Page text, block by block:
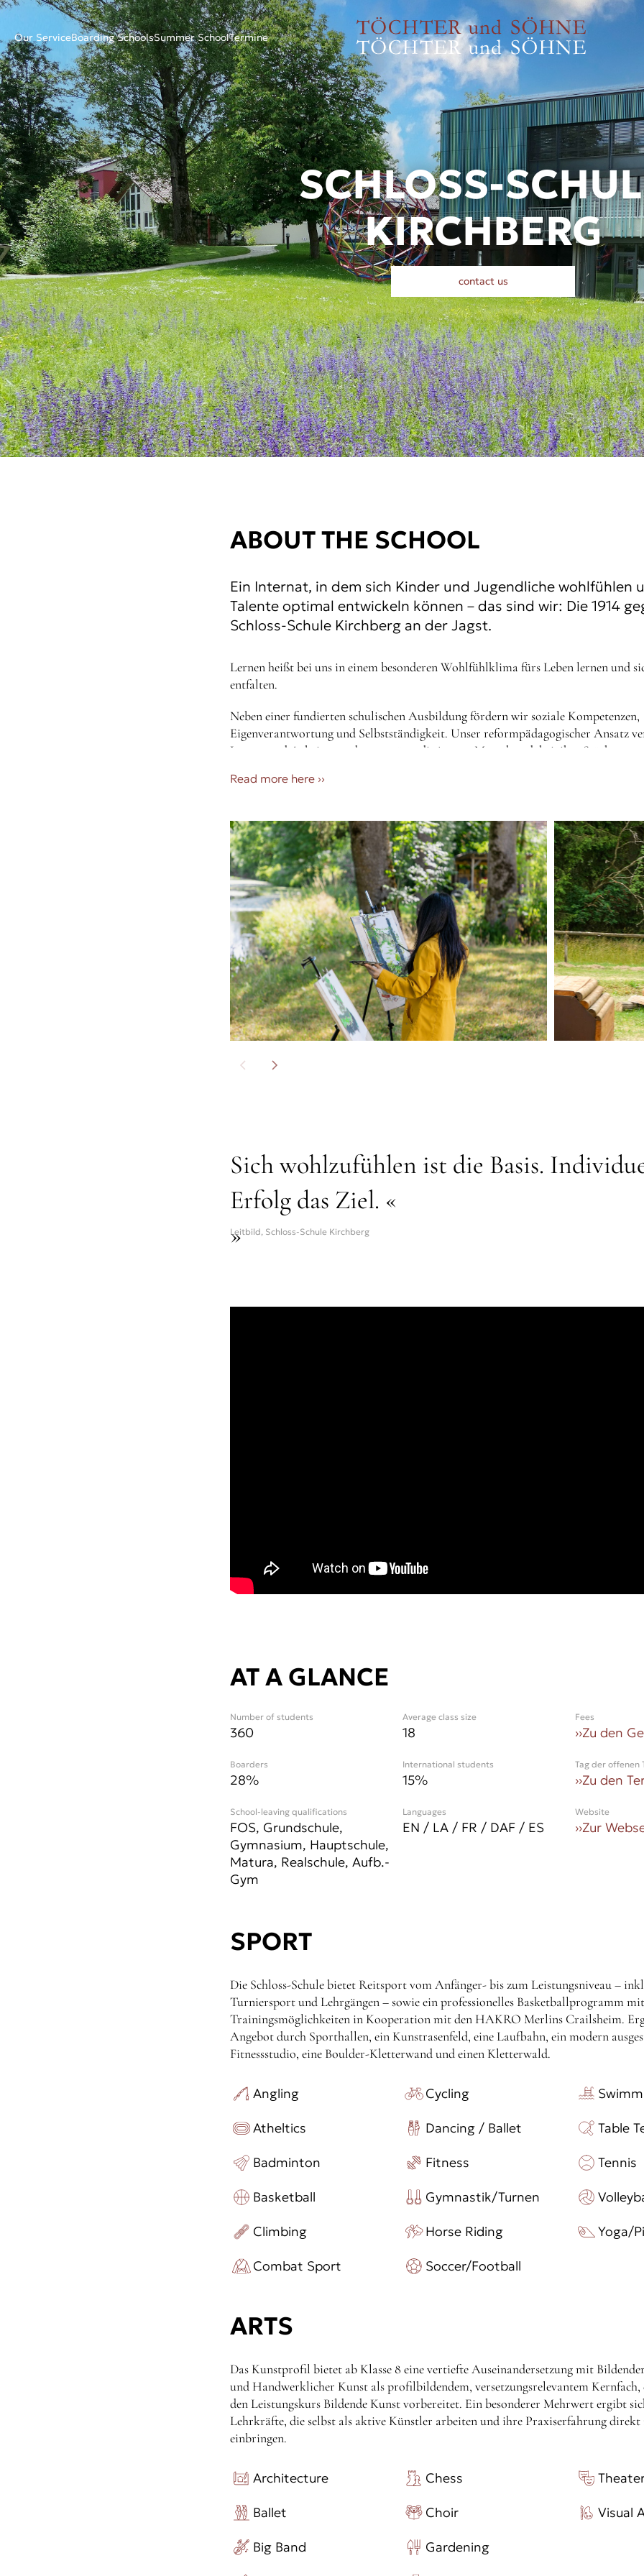
Our ServiceBoarding SchoolsSummer SchoolTermine
SCHLOSS-
KIRCHBERG
contact us
ABOUT THE SCHOOL
Ein Internat, in dem sich Kinder und Jugendliche wohlfühlen
Talente optimal entwickeln können – das sind wir: Die 1914
Schloss-Schule Kirchberg an der Jagst.
Lernen heißt bei uns in einem besonderen Wohlfühlklima fürs Leben lernen und
entfalten.
Neben einer fundierten schulischen Ausbildung fördern wir soziale Kompetenzen,
Eigenverantwortung und Selbstständigkeit. Unser reformpädagogischer Ansatz
Lernen und Arbeiten und unterstützt die jungen Menschen dabei, ihre Stärken zu
Persönlichkeiten zu entfalten.
Read more here ››
Sich wohlzufühlen ist die Basis.
Erfolg das Ziel. «
»
Leitbild, Schloss-Schule Kirchberg
AT A GLANCE
Number of students
360
Boarders
28%
School-leaving qualifications
FOS, Grundschule,
Gymnasium, Hauptschule,
Matura, Realschule, Aufb.-
Gym
Average class size
18
International students
15%
Languages
EN / LA / FR / DAF / ES
Fees
››Zu den
Tag der offenen
››Zu den
Website
››Zur
SPORT
Die Schloss-Schule bietet Reitsport vom Anfänger- bis zum Leistungsniveau –
Turniersport und Lehrgängen – sowie ein professionelles Basketballprogramm
Trainingsmöglichkeiten in Kooperation mit den HAKRO Merlins Crailsheim.
Angebot durch Sporthallen, ein Kunstrasenfeld, eine Laufbahn, ein modern
Fitnessstudio, eine Boulder-Kletterwand und einen Kletterwald.
Angling
Atheltics
Badminton
Basketball
Climbing
Combat Sport
Cycling
Dancing / Ballet
Fitness
Gymnastik/Turnen
Horse Riding
Soccer/Football
Table
Tennis
Yoga/
ARTS
Das Kunstprofil bietet ab Klasse 8 eine vertiefte Auseinandersetzung mit
und Handwerklicher Kunst als profilbildendem, versetzungsrelevantem Kernfach,
den Leistungskurs Bildende Kunst vorbereitet. Ein besonderer Mehrwert ergibt
Lehrkräfte, die selbst als aktive Künstler arbeiten und ihre Praxiserfahrung
einbringen.
Architecture
Ballet
Big Band
Chess
Choir
Gardening
Visual